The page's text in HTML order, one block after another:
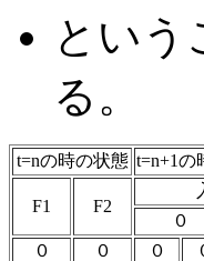
という
る。
t=nの時の状態 t=n+1の
F1 F2
０
０
０ ０